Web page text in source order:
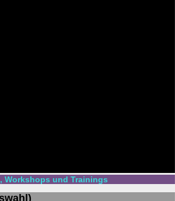
Workshops und Trainings